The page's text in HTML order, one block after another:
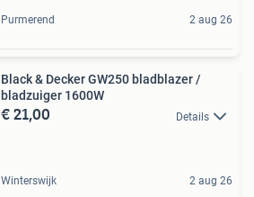
Purmerend 2 aug 26
Black & Decker GW250 bladblazer /
bladzuiger 1600W
€ 21,00 Details
Winterswijk 2 aug 26